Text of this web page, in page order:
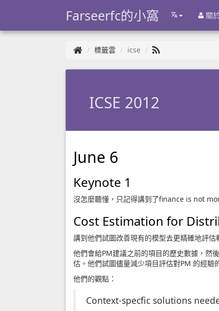
Farseerfc的小窩 關
標籤雲 icse
ICSE 2012
June 6
Keynote 1
沒怎麼聽懂，只記得講到了finance is not
Cost Estimation for
講到他們試圖改善現有的模型去更精確地評估
他們會給PM建議之前的項目的歷史數據，然
估。他們試圖儘量減少項目評估對PM 的經驗
他們的觀點：
Context-specfic solutions